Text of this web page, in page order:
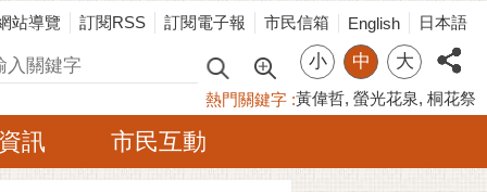
站導覽 訂閱RSS 訂閱電子報 市民信箱 English 日本語
小 中 大
熱門關鍵字 黃偉哲 螢光花泉 桐花祭
訊 市民互動